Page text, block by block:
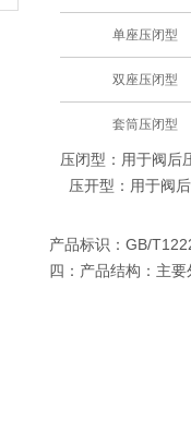
单座压闭型
双座压闭型
套筒压闭型
压闭型：用于阀后
压开型：用于阀
产品标识：GB/
四：产品结构：主